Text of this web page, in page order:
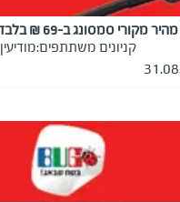
מקורי סמסונג ב-69 ₪ בלבד
קניונים משתתפים:מודיעין